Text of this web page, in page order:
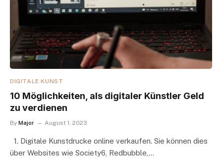
DIGITALE KUNST
10 Möglichkeiten, als digitaler Künstler Geld
zu verdienen
By Major August 1, 2023
1. Digitale Kunstdrucke online verkaufen. Sie können dies
über Websites wie Society6, Redbubble,…